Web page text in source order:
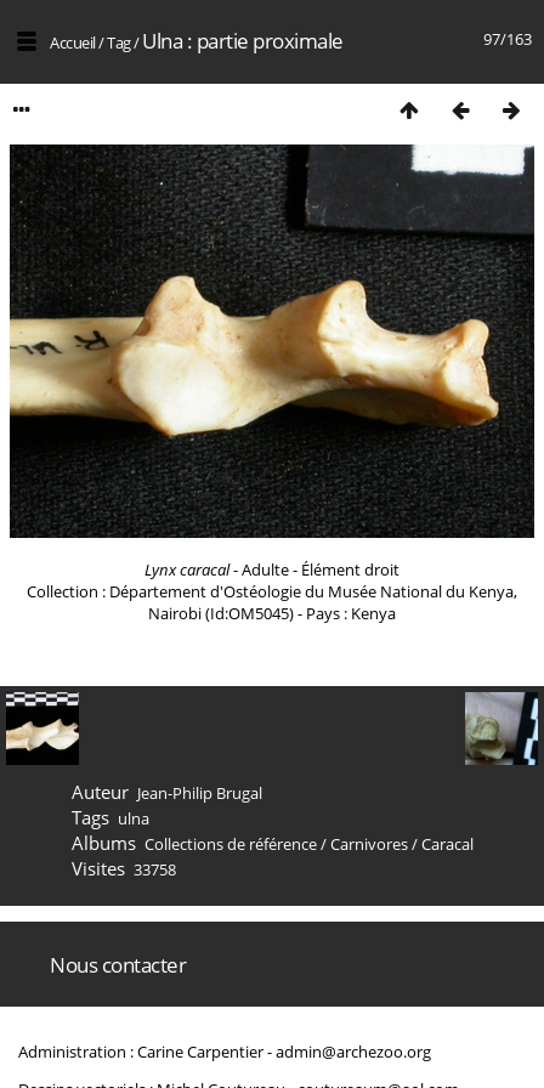
97/163
Accueil/Tag/Ulna : partie proximale
Lynx caracal- Adulte - Élément droit
Collection : Département d'Ostéologie du Musée National du Kenya,
Nairobi (Id:OM5045) - Pays : Kenya
Auteur Jean-Philip Brugal
Tags ulna
Albums Collections de référence/Carnivores/Caracal
Visites 33758
Nous contacter
Administration : Carine Carpentier -admin@archezoo.org